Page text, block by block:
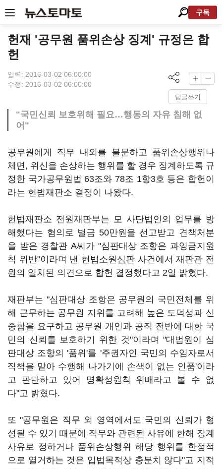
구독
헌재 '공무원 품위손상 징계' 규정은 합
헌
입력: 2016-03-02 06:00:00
수정: 2016-03-02 06:00:00
답글쓰기
"국민신뢰 보호위해 필요…행동의 자유 침해 없
어"
공무원에게 직무 내외를 불문하고 품위손상행위나
체면, 위신을 손상하는 행위를 할 경우 징계하도록 규
정한 국가공무원법 63조와 78조 1항3호 등은 합헌이
라는 헌법재판소 결정이 나왔다.
헌법재판소 전원재판부는 모 사단법인의 업무를 방
해했다는 혐의로 벌금 50만원을 선고받고 견책처분
을 받은 경찰관 A씨가 "심판대상 조항은 과잉금지원
칙 위반"이라며 낸 헌법소원심판 사건에서 재판관 전
원의 일치된 의견으로 합헌 결정했다고 2일 밝혔다.
재판부는 "심판대상 조항은 공무원의 국민전체를 위
해 근무하는 공무원 지위를 고려해 높은 도덕성과 신
중함을 요구하고 공무원 개인과 공직 전반에 대한 국
민의 신뢰를 보호하기 위한 것"이라며 "대법원이 심
판대상 조항의 '품위'를 '주권자인 국민의 수임자로서
직책을 맡아 수행해 나가기에 손색이 없는 인품'이라
고 판단하고 있어 명확성원칙 위배라고 볼 수 없
다"고 밝혔다.
또 "공무원은 직무 외 영역에서도 국민의 신뢰가 형
성될 수 있기 때문에 직무와 관련된 사유에 한해 징계
사유로 정하거나 품위손상행위 해당 행위를 한정적
으로 열거하는 것은 입법목적상 충분치 않다"고 지적